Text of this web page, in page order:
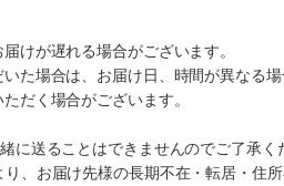
けが遅れる場合がございます。
た場合は、お届け日、時間が異なる場
だく場合がございます。
送ることはできませんのでご了承く
、お届け先様の長期不在・転居・